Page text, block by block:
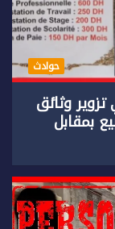
حوادث
وثائق
بمقابل